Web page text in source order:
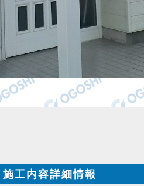
施工内容詳細情報